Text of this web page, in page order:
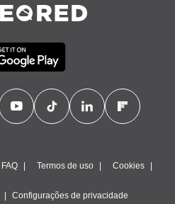
FAQ Termos de uso Cookies
Configurações de privacidade